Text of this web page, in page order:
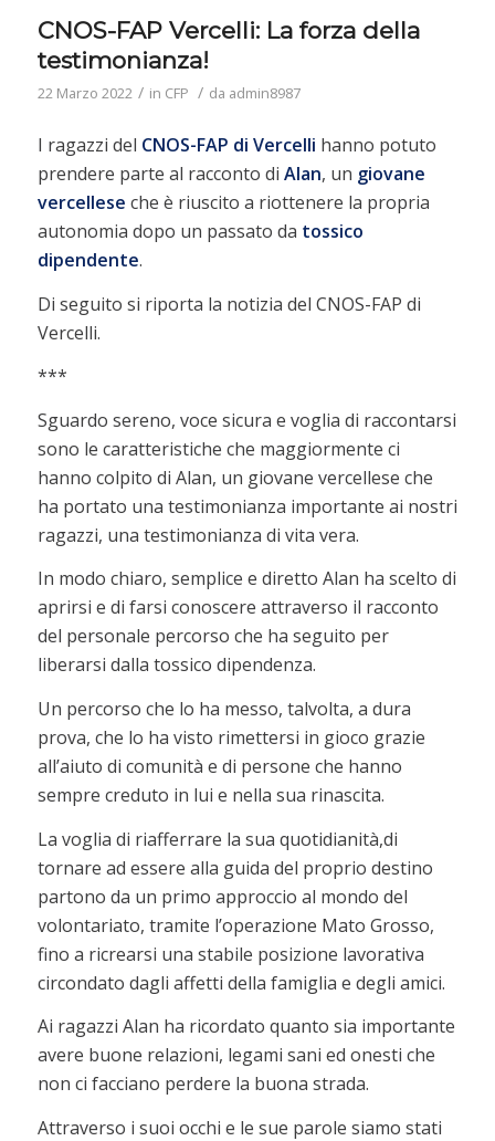
CNOS-FAP Vercelli: La forza della
testimonianza!
22 Marzo 2022 / in CFP / da admin8987
I ragazzi del CNOS-FAP di Vercelli hanno potuto
prendere parte al racconto di Alan, un giovane
vercellese che è riuscito a riottenere la propria
autonomia dopo un passato da tossico
dipendente.
Di seguito si riporta la notizia del CNOS-FAP di
Vercelli.
***
Sguardo sereno, voce sicura e voglia di raccontarsi
sono le caratteristiche che maggiormente ci
hanno colpito di Alan, un giovane vercellese che
ha portato una testimonianza importante ai nostri
ragazzi, una testimonianza di vita vera.
In modo chiaro, semplice e diretto Alan ha scelto di
aprirsi e di farsi conoscere attraverso il racconto
del personale percorso che ha seguito per
liberarsi dalla tossico dipendenza.
Un percorso che lo ha messo, talvolta, a dura
prova, che lo ha visto rimettersi in gioco grazie
all’aiuto di comunità e di persone che hanno
sempre creduto in lui e nella sua rinascita.
La voglia di riafferrare la sua quotidianità,di
tornare ad essere alla guida del proprio destino
partono da un primo approccio al mondo del
volontariato, tramite l’operazione Mato Grosso,
fino a ricrearsi una stabile posizione lavorativa
circondato dagli affetti della famiglia e degli amici.
Ai ragazzi Alan ha ricordato quanto sia importante
avere buone relazioni, legami sani ed onesti che
non ci facciano perdere la buona strada.
Attraverso i suoi occhi e le sue parole siamo stati